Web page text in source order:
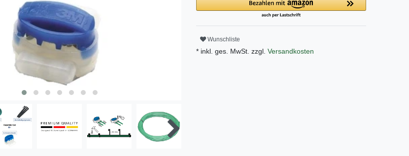
Wunschliste
* inkl. ges. MwSt. zzgl. Versandkosten